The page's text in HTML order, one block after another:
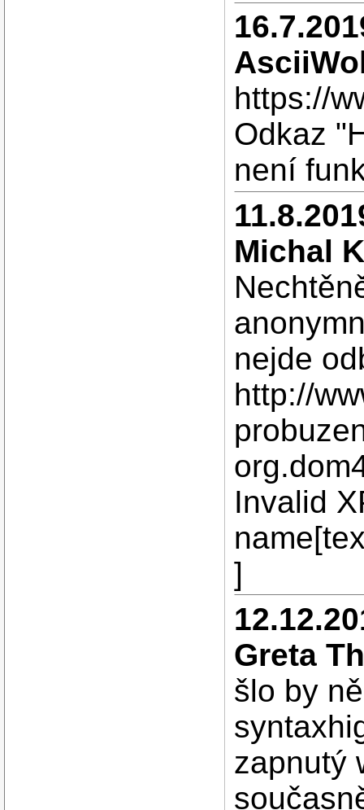
https://
Odkaz
není
Michal
nejde
http://
Invalid
]
Greta
šlo by
zapnutý